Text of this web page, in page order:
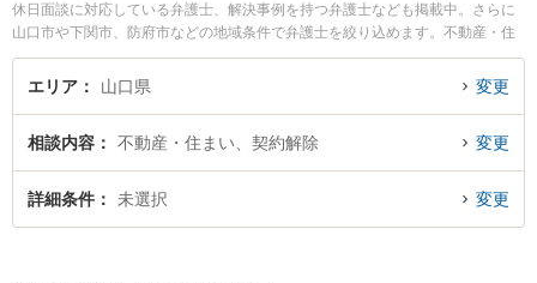
休日面談に対応している弁護士、解決事例を持つ弁護士なども掲載中。さらに
山口市や下関市、防府市などの地域条件で弁護士を絞り込めます。不動産・住
まいに関係する立ち退き交渉や家賃交渉、不動産契約解除等の細かな分野での
絞り込み検索もでき便利です。特にミチシルベ法律事務所の川上 弘達弁護士や
で土日や夜間に発生した不動産契約解除のトラブルを今すぐに弁護士に相談し
たい』『不動産契約解除のトラブル解決の実績豊富な近くの弁護士を検索した
い』『初回相談無料で不動産契約解除を法律相談できる山口県内の弁護士に相
エリア 山口県 変更
相談内容 不動産・住まい、契約解除 変更
詳細条件 未選択 変更